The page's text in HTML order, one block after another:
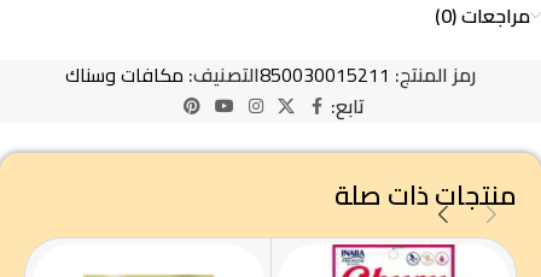
مراجعات (0)
رمز المنتج: 850030015211التصنيف: مكافات وسناك
تابع:
منتجات ذات صلة